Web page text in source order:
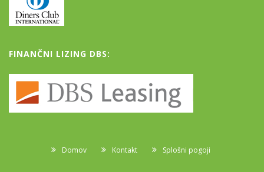
FINANČNI LIZING DBS:
Domov Kontakt Splošni pogoji